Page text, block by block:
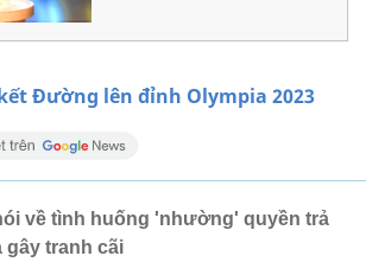
Đường lên đỉnh Olympia 2023
về tình huống 'nhường' quyền trả
gây tranh cãi